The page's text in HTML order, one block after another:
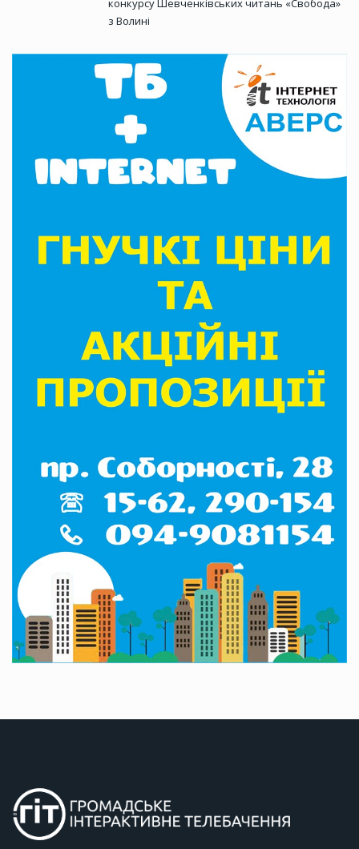
конкурсу Шевченківських читань «Свобода»
з Волині